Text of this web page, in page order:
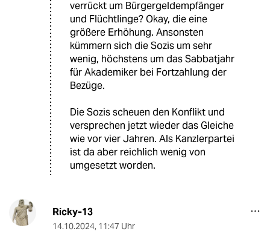
verrückt um Bürgergeldempfänger
und Flüchtlinge? Okay, die eine
größere Erhöhung. Ansonsten
kümmern sich die Sozis um sehr
wenig, höchstens um das Sabbatjahr
für Akademiker bei Fortzahlung der
Bezüge.
Die Sozis scheuen den Konflikt und
versprechen jetzt wieder das Gleiche
wie vor vier Jahren. Als Kanzlerpartei
ist da aber reichlich wenig von
umgesetzt worden.
Ricky-13
14.10.2024, 11:47 Uhr